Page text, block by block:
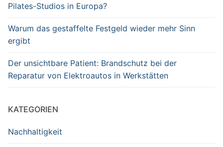
Pilates-Studios in Europa?
Warum das gestaffelte Festgeld wieder mehr Sinn
ergibt
Der unsichtbare Patient: Brandschutz bei der
Reparatur von Elektroautos in Werkstätten
KATEGORIEN
Nachhaltigkeit